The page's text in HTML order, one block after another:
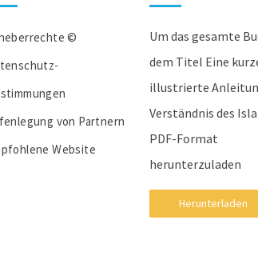
©
von Partnern
Website
Um das gesamte
dem Titel Eine
illustrierte
Verständnis des
PDF-Format
herunterzuladen
Herunterladen